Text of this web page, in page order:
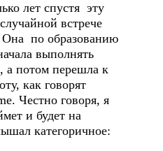
лет спустя эту
встрече
Она по образованию
выполнять
а потом перешла к
как говорят
Честно говоря, я
и будет на
категоричное: